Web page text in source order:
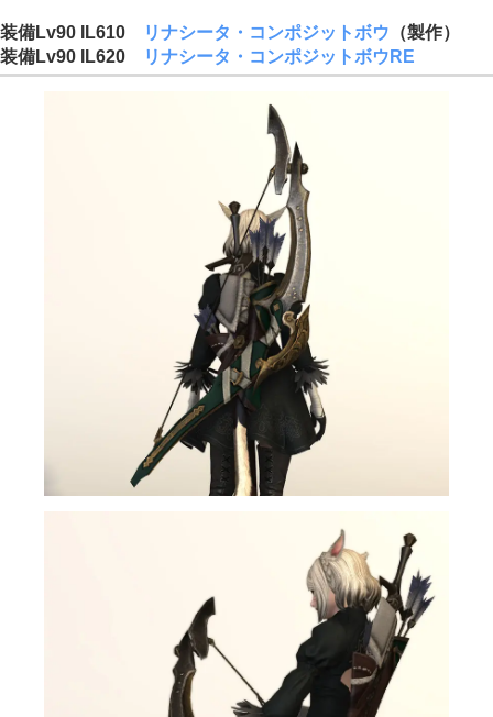
装備Lv90 IL610 リナシータ・コンポジットボウ （製作）
装備Lv90 IL620
リナシータ・コンポジットボウRE